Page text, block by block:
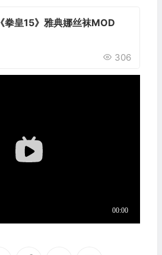
《拳皇15》雅典娜丝袜MOD
306